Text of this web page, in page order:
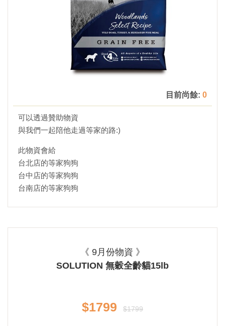
目前尚餘: 0
可以透過贊助物資
與我們一起陪他走過等家的路:)
此物資會給
台北店的等家狗狗
台中店的等家狗狗
台南店的等家狗狗
《 9月份物資 》
SOLUTION 無穀全齡貓15lb
$1799 $1799